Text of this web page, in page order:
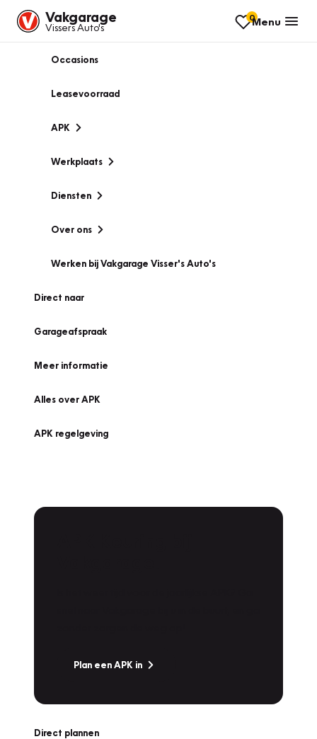
Vakgarage
Vissers Auto's
0Menu
Occasions
Leasevoorraad
APK
Werkplaats
Diensten
Over ons
Werken bij Vakgarage Visser's Auto's
Direct naar
Garageafspraak
Meer informatie
Alles over APK
APK regelgeving
Plan een APK in
Direct plannen